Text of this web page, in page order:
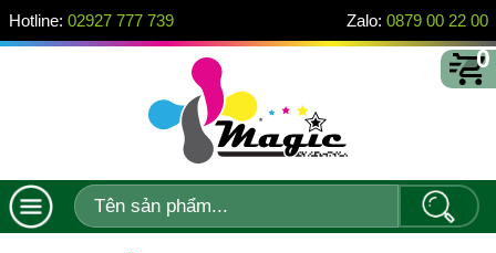
Hotline: 02927 777 739 Zalo: 0879 00 22 00
0